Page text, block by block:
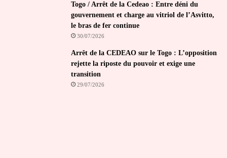
Togo / Arrêt de la Cedeao : Entre déni du
gouvernement et charge au vitriol de l’Asvitto,
le bras de fer continue
30/07/2026
Arrêt de la CEDEAO sur le Togo : L’opposition
rejette la riposte du pouvoir et exige une
transition
29/07/2026